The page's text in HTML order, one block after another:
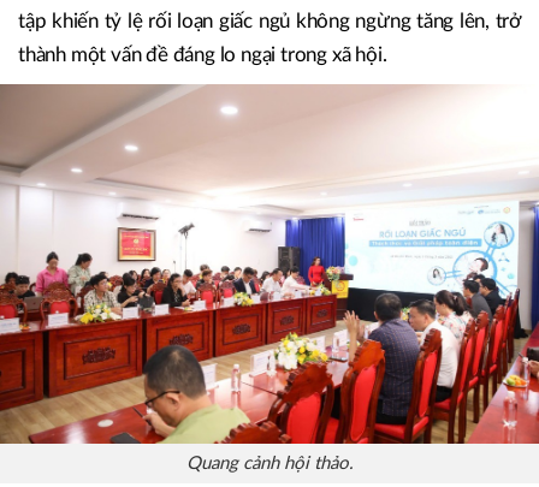
tập khiến tỷ lệ rối loạn giấc ngủ không ngừng tăng lên, trở
thành một vấn đề đáng lo ngại trong xã hội.
Quang cảnh hội thảo.